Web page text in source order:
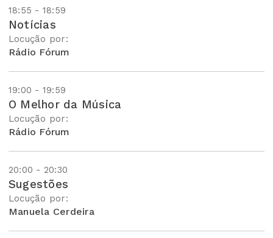
18:55 - 18:59
Notícias
Locução por:
Rádio Fórum
19:00 - 19:59
O Melhor da Música
Locução por:
Rádio Fórum
20:00 - 20:30
Sugestões
Locução por:
Manuela Cerdeira